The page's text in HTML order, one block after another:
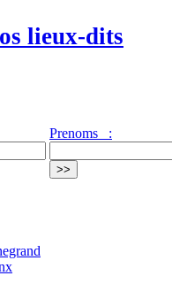
lieux-dits
Prenoms :